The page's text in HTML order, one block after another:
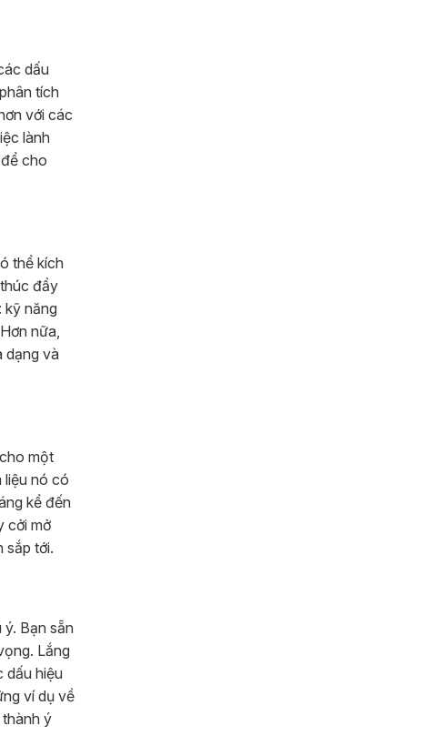
dấu
tích
với các
lành
cho
thể kích
đẩy
kỹ năng
nữa,
dạng và
một
liệu nó có
kể đến
cởi mở
sắp tới.
Bạn sẵn
Lắng
dấu hiệu
ví dụ về
ý